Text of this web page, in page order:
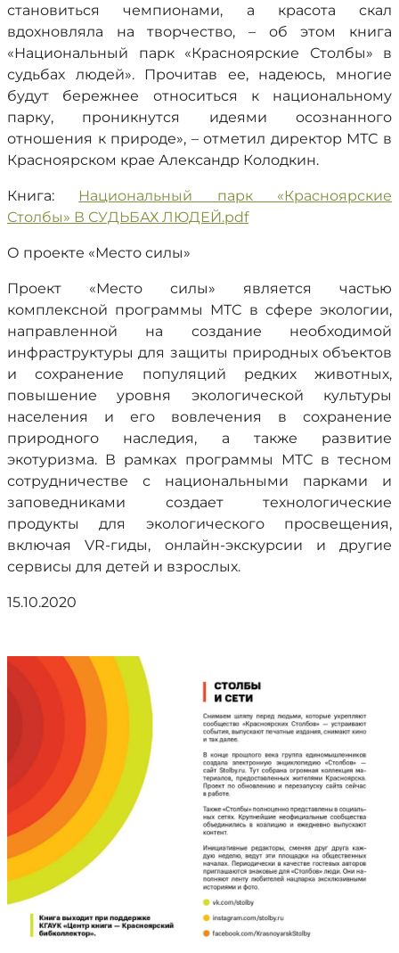
становиться чемпионами, а красота скал
вдохновляла на творчество, – об этом книга
«Национальный парк «Красноярские Столбы» в
судьбах людей». Прочитав ее, надеюсь, многие
будут бережнее относиться к национальному
парку, проникнутся идеями осознанного
отношения к природе», – отметил директор МТС в
Красноярском крае Александр Колодкин.
Книга: Национальный парк «Красноярские
Столбы» В СУДЬБАХ ЛЮДЕЙ.pdf
О проекте «Место силы»
Проект «Место силы» является частью
комплексной программы МТС в сфере экологии,
направленной на создание необходимой
инфраструктуры для защиты природных объектов
и сохранение популяций редких животных,
повышение уровня экологической культуры
населения и его вовлечения в сохранение
природного наследия, а также развитие
экотуризма. В рамках программы МТС в тесном
сотрудничестве с национальными парками и
заповедниками создает технологические
продукты для экологического просвещения,
включая VR-гиды, онлайн-экскурсии и другие
сервисы для детей и взрослых.
15.10.2020